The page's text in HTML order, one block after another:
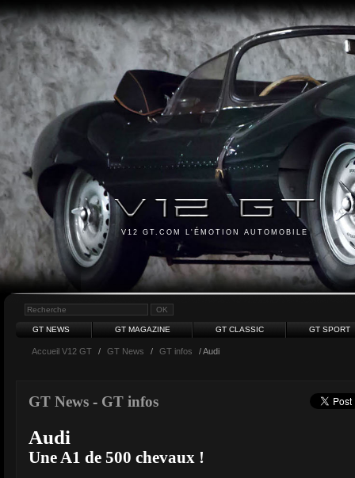
V12 GT.COM L'ÉMOTION AUTOMOBILE
GT NEWS GT MAGAZINE GT CLASSIC GT SPORT
Accueil V12 GT / GT News / GT infos / Audi
GT News - GT infos
Audi
Une A1 de 500 chevaux !